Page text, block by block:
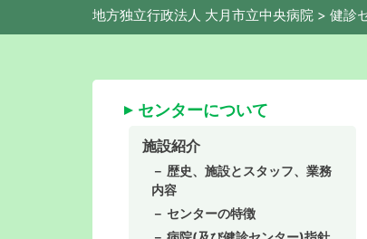
地方独立行政法人 大月市立中央病院 > 健診
センターについて
施設紹介
歴史、施設とスタッフ、業務
内容
センターの特徴